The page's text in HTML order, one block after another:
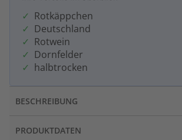
Rotkäppchen
Deutschland
Rotwein
Dornfelder
halbtrocken
BESCHREIBUNG
PRODUKTDATEN